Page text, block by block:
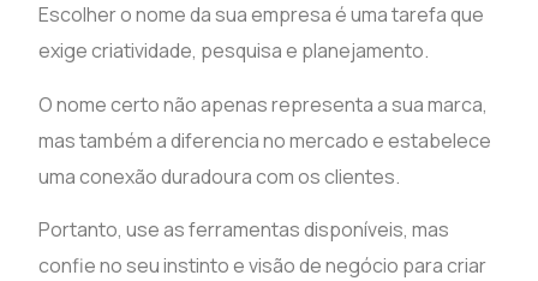
Escolher o nome da sua empresa é uma tarefa que
exige criatividade, pesquisa e planejamento.
O nome certo não apenas representa a sua marca,
mas também a diferencia no mercado e estabelece
uma conexão duradoura com os clientes.
Portanto, use as ferramentas disponíveis, mas
confie no seu instinto e visão de negócio para criar